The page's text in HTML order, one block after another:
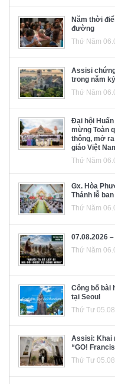
Năm thời
đường
Thứ Năm
Assisi
trong năm
Thứ Năm
Đại hội
mừng Toàn
thông, mở
giáo Việt
Thứ Năm
Gx. Hòa
Thánh lễ
Thứ Năm
07.08.2026
Thứ Năm
Công bố bài
tại Seoul
Thứ Tư
Assisi: Khai
“GO!
Thứ Tư